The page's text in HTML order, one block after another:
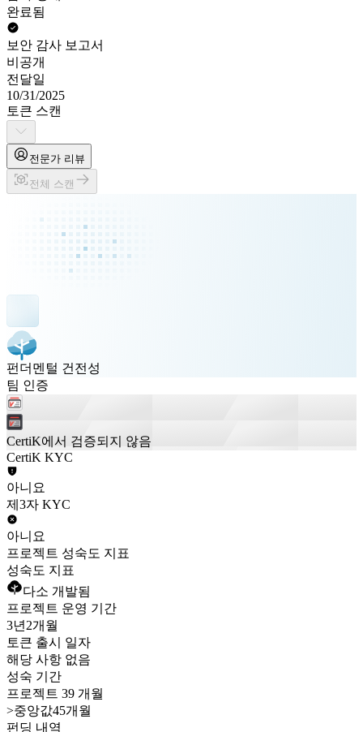
완료됨
보안 감사 보고서
비공개
전달일
10/31/2025
토큰 스캔
전문가 리뷰
전체 스캔
펀더멘털 건전성
팀 인증
CertiK에서 검증되지 않음
CertiK KYC
아니요
제3자 KYC
아니요
프로젝트 성숙도 지표
성숙도 지표
다소 개발됨
프로젝트 운영 기간
3년 2개월
토큰 출시 일자
해당 사항 없음
성숙 기간
프로젝트 39 개월
>중앙값45개월
펀딩 내역